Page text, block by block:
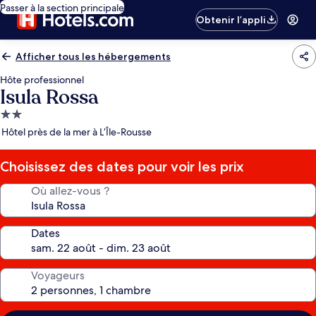
Passer à la section principale
Obtenir l’appli
Afficher tous les hébergements
Hôte professionnel
Isula Rossa
Hébergement
2.0 étoiles
Hôtel près de la mer à L’Île-Rousse
Choisissez des dates pour voir les prix
Où allez-vous ?
Dates
Voyageurs